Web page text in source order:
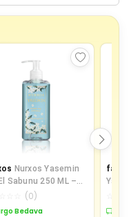
Nurxos Yasemin
Sabunu 250 ML –
Çiçeksi
S
(0)
Bedava
Yağ